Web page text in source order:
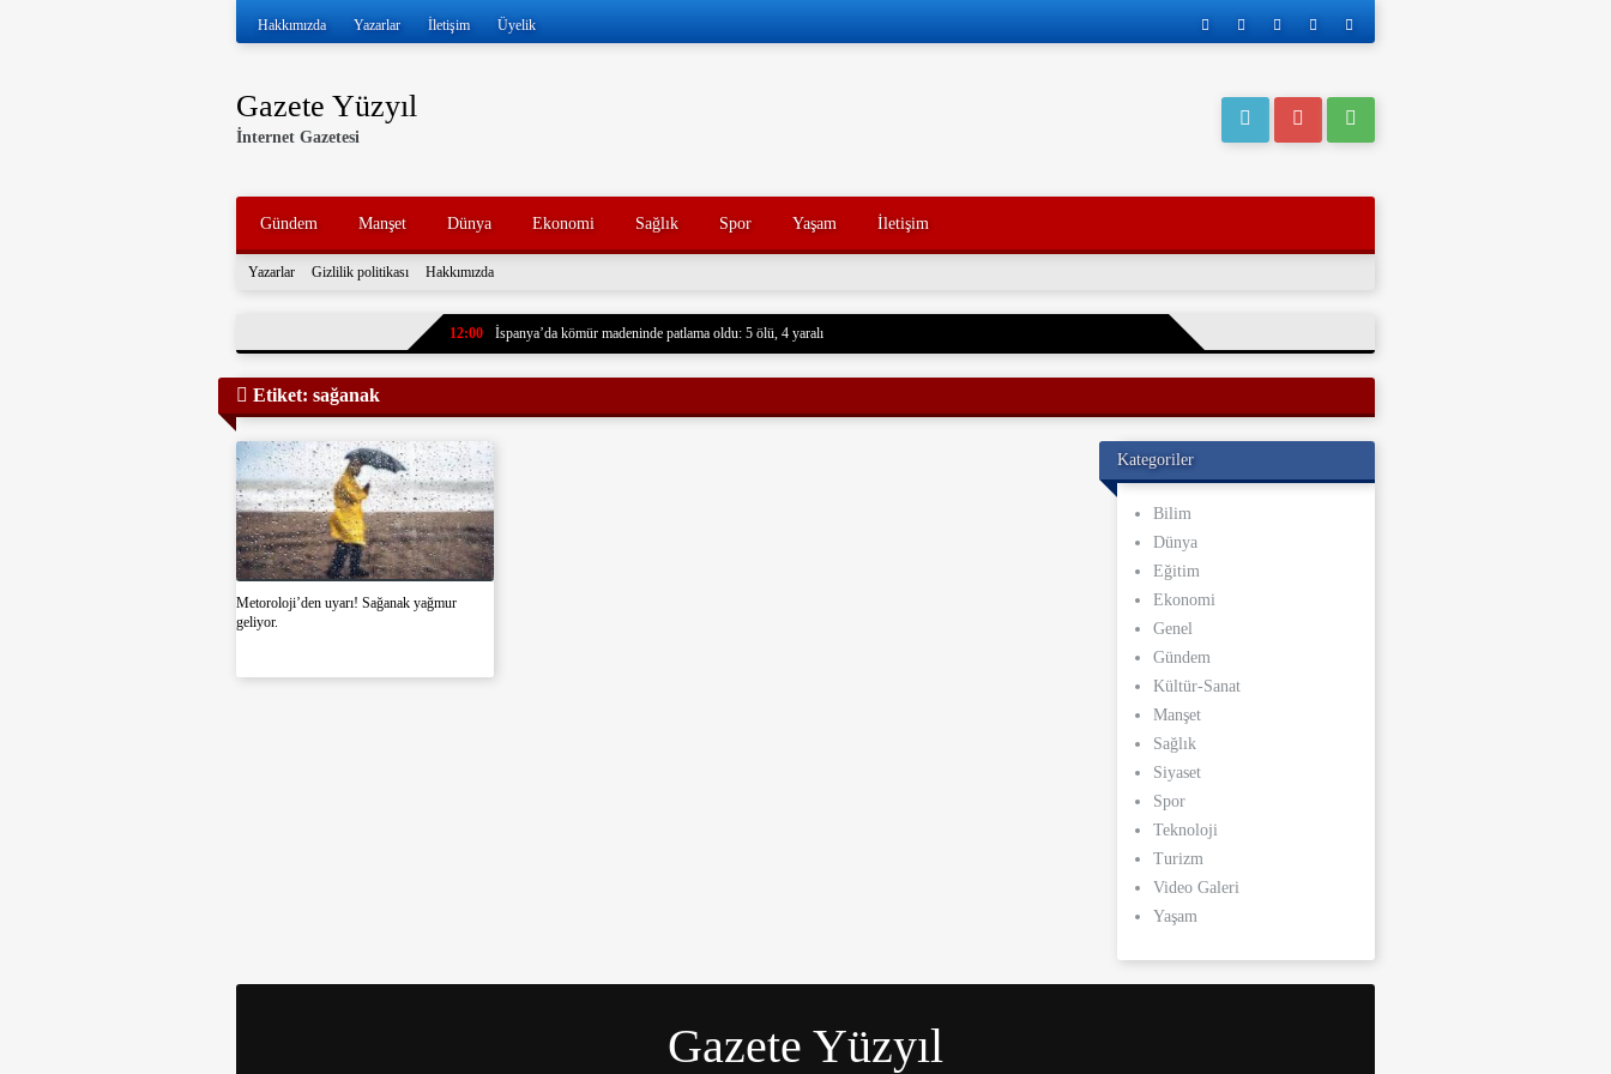
Hakkımızda Yazarlar İletişim Üyelik
Gazete Yüzyıl
İnternet Gazetesi
Gündem Manşet Dünya Ekonomi Sağlık Spor Yaşam İletişim
Yazarlar Gizlilik politikası Hakkımızda
12:00
İspanya’da kömür madeninde patlama oldu: 5 ölü, 4 yaralı
tankerleri durdurdu ve mürettebatı gözaltına aldı. Soruşturma başlatıldı.
11:43
7 yıl önce hayatını kaybeden oğlunun trajik ölümünü yaşayan bir baba, acı dolu bir tesadüf sonucu aynı kaderi
paylaştı. Oğlunun ölümünden tam 7 yıl sonra, baba da geçirdiği bir kaza sonucu hayatını kaybetti. Aile üyeleri ve yakınları, bu
talihsiz olayı büyük bir üzüntüyle karşıladı.
Etiket: sağanak
Metoroloji’den uyarı! Sağanak yağmur
geliyor.
Kategoriler
Bilim
Dünya
Eğitim
Ekonomi
Genel
Gündem
Kültür-Sanat
Manşet
Sağlık
Siyaset
Spor
Teknoloji
Turizm
Video Galeri
Yaşam
Gazete Yüzyıl